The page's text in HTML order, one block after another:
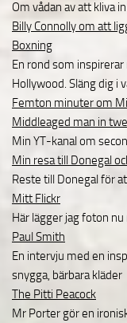
Om vådan av att kliva
Billy Connolly om att
Boxning
En rond som
Hollywood. Släng dig i
Femton minuter om
Middleaged man in
Min YT-kanal om
Min resa till Donegal
Reste till Donegal för
Mitt Flickr
Här lägger jag foton
Paul Smith
En intervju med en
snygga, bärbara kläder
The Pitti Peacock
Mr Porter gör en